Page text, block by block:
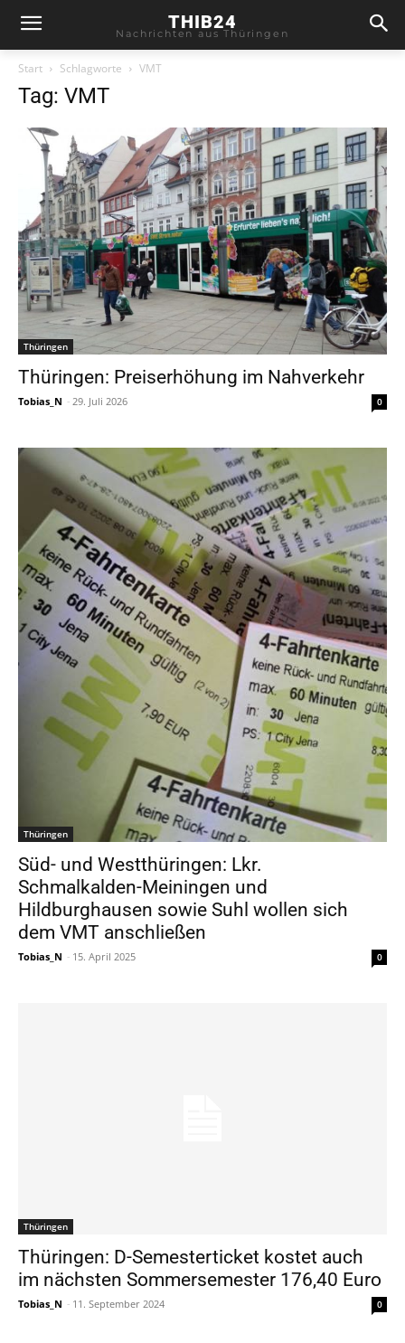
THIB24
Nachrichten aus Thüringen
Start Schlagworte VMT
Tag: VMT
Thüringen
Thüringen: Preiserhöhung im Nahverkehr
Tobias_N - 29. Juli 2026 0
Thüringen
Süd- und Westthüringen: Lkr.
Schmalkalden-Meiningen und
Hildburghausen sowie Suhl wollen sich
dem VMT anschließen
Tobias_N - 15. April 2025 0
Thüringen
Thüringen: D-Semesterticket kostet auch
im nächsten Sommersemester 176,40 Euro
Tobias_N - 11. September 2024 0